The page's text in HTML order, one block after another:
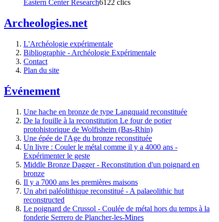
Eastern Center Research6122 clics
Archeologies.net
L'Archéologie expérimentale
Bibliographie - Archéologie Expérimentale
Contact
Plan du site
Événement
Une hache en bronze de type Langquaid reconstituée
De la fouille à la reconstitution Le four de potier
protohistorique de Wolfisheim (Bas-Rhin)
Une épée de l'Age du bronze reconstituée
Un livre : Couler le métal comme il y a 4000 ans -
Expérimenter le geste
Middle Bronze Dagger - Reconstitution d'un poignard en
bronze
Il y a 7000 ans les premières maisons
Un abri paléolithique reconstitué - A palaeolithic hut
reconstructed
Le poignard de Crussol - Coulée de métal hors du temps à la
fonderie Serrero de Plancher-les-Mines